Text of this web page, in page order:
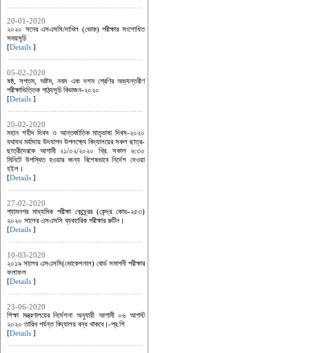
20-01-2020
২০২০ সনের এসএসসি/দাখিল (ভোক) পরীক্ষার সংশোধিত
সময়সূচি
[Details ]
05-02-2020
ষষ্ঠ, সপ্তম, অষ্টম, নবম এবং দশম শ্রেণির অভ্যন্তরীণ
পরীক্ষাভিত্তিক পাঠ্যসূচি বিভাজন-২০২০
[Details ]
20-02-2020
মহান শহীদ দিবস ও আন্তর্জাতিক মাতৃভাষা দিবস-২০২০
যথাযথ মর্যাদায় উদযাপন উপলক্ষ্যে বিদ্যালয়ের সকল ছাত্র-
ছাত্রীদেরকে আগামী ২১/০২/২০২০ খ্রি. সকাল ৬:৩০
মিনিটে উপস্থিত হওয়ার জন্য বিশেষভাবে নির্দেশ দেওয়া
হইল।
[Details ]
27-02-2020
শ্যামনগর মাধ্যমিক পরীক্ষা কেন্দ্র্রের (কেন্দ্র কোড-২৫৩)
২০২০ সালের এসএসসি ব্যবহারিক পরীক্ষার রুটিন।
[Details ]
10-03-2020
২০১৯ সালের এসএসসি(ভোকেশনাল) বোর্ড সমাপনী পরীক্ষার
ফলাফল
[Details ]
23-06-2020
শিক্ষা মন্ত্রণালয়ের নির্দেশনা অনুযায়ী আগামী ০৬ আগস্ট
২০২০ তারিখ পর্যন্ত বিদ্যালয় বন্ধ থাকবে।-প্র.শি
[Details ]